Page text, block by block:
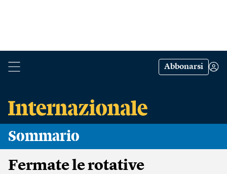
Abbonarsi
Sommario
Fermate le rotative